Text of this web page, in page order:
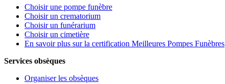
Choisir une pompe funèbre
Choisir un crematorium
Choisir un funérarium
Choisir un cimetière
En savoir plus sur la certification Meilleures Pompes Funèbres
Services obsèques
Organiser les obsèques